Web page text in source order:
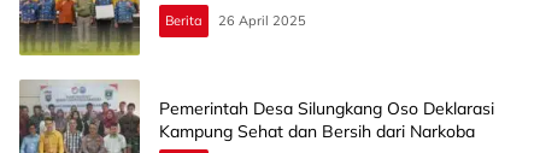
Berita 26 April 2025
Pemerintah Desa Silungkang Oso Deklarasi
Kampung Sehat dan Bersih dari Narkoba